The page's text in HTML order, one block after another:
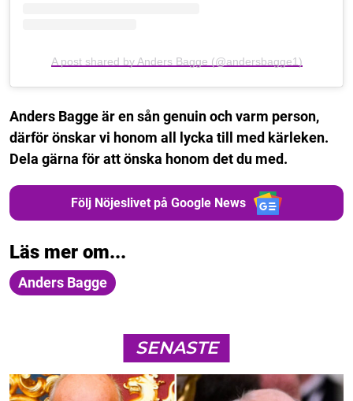
A post shared by Anders Bagge (@andersbagge1)
Anders Bagge är en sån genuin och varm person,
därför önskar vi honom all lycka till med kärleken.
Dela gärna för att önska honom det du med.
Följ Nöjeslivet på Google News
Läs mer om...
Anders Bagge
SENASTE